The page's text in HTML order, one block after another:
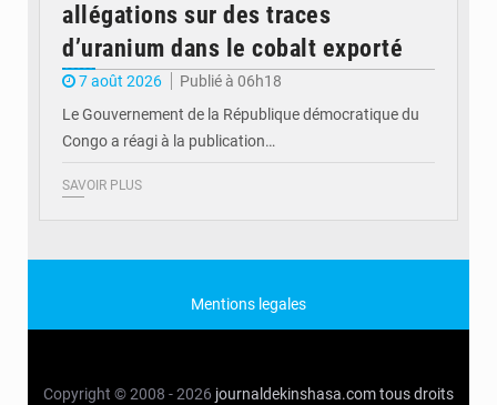
allégations sur des traces
d’uranium dans le cobalt exporté
7 août 2026
Publié à 06h18
Le Gouvernement de la République démocratique du
Congo a réagi à la publication…
SAVOIR PLUS
Mentions legales
Copyright © 2008 - 2026 journaldekinshasa.comtous droits